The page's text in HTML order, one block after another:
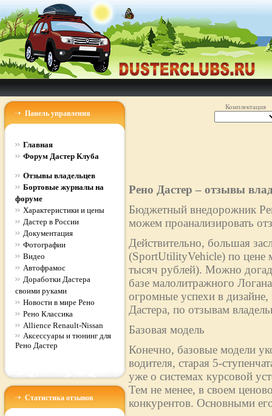
Панель управления
Главная
Форум Дастер Клуба
Отзывы владельцев
Бортовые журналы на
форуме
Характеристики и цены
Дастер в России
Документация
Фотографии
Видео
Автофрамос
Доработки Дастера
своими руками
Новости в мире Рено
Рено Классика
Allience Renault-Nissan
Аксессуары и тюнинг для
Рено Дастер
Статистика отзывов
Комплектация
Рено Дастер – отзывы
Бюджетный внедорожник
можем проанализировать
Действительно, большая
(SportUtilityVehicle) по цене
тысяч рублей). Можно
базе малолитражного
огромные успехи в
Дастера, по отзывам
Базовая модель
Конечно, базовые модели
водителя, старая 5-
уже о системах курсовой
Тем не менее, в своем
конкурентов. Основными